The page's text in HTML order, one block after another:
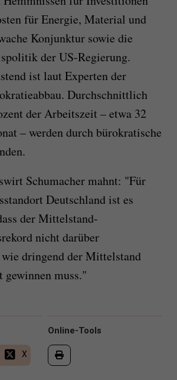
für Energie, Material und
Konjunktur sowie die
der US-Regierung.
ist laut Experten der
Durchschnittlich
der Arbeitszeit – etwa 32
– werden durch bürokratische
Schumacher mahnt: "Für
Deutschland ist es
der Mittelstand-
nicht darüber
dringend der Mittelstand
muss."
Online-Tools
X